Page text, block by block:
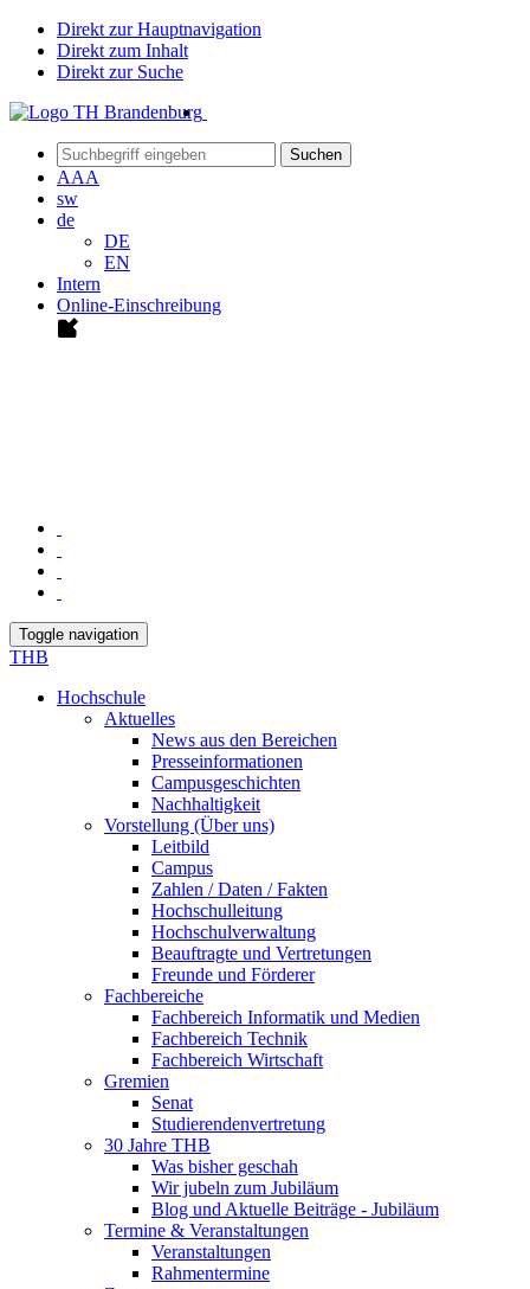
Direkt zur Hauptnavigation
Direkt zum Inhalt
Direkt zur Suche
Suchen
AAA
sw
de
DE
EN
Intern
Online-Einschreibung
Toggle navigation
THB
Hochschule
Aktuelles
News aus den Bereichen
Presseinformationen
Campusgeschichten
Nachhaltigkeit
Vorstellung (Über uns)
Leitbild
Campus
Zahlen / Daten / Fakten
Hochschulleitung
Hochschulverwaltung
Beauftragte und Vertretungen
Freunde und Förderer
Fachbereiche
Fachbereich Informatik und Medien
Fachbereich Technik
Fachbereich Wirtschaft
Gremien
Senat
Studierendenvertretung
30 Jahre THB
Was bisher geschah
Wir jubeln zum Jubiläum
Blog und Aktuelle Beiträge - Jubiläum
Termine & Veranstaltungen
Veranstaltungen
Rahmentermine